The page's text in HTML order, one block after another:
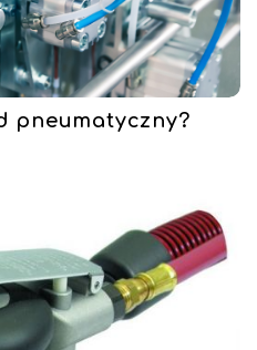
pneumatyczny?